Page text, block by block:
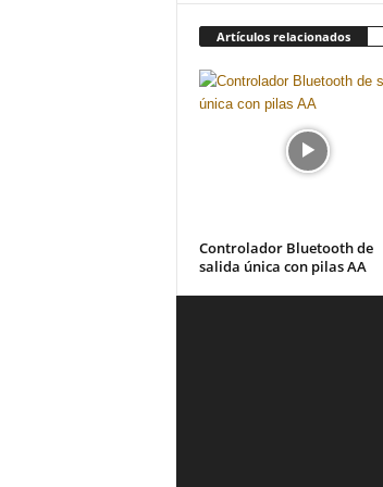
Artículos relacionados
Controlador Bluetooth de
salida única con pilas AA